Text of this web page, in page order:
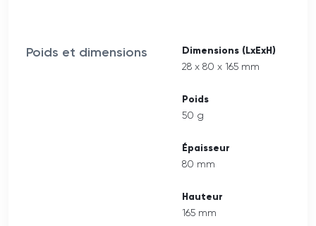
Poids et dimensions Dimensions (LxExH)
28 x 80 x 165 mm
Poids
50 g
Épaisseur
80 mm
Hauteur
165 mm